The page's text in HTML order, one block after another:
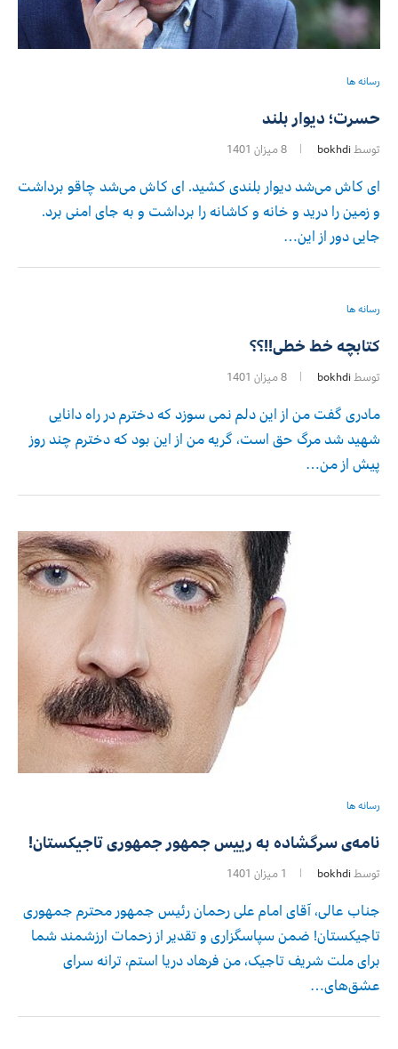
رسانه ها
حسرت؛ دیوار بلند
توسط bokhdi 8 میزان 1401
ای کاش می‌شد دیوار بلندی کشید. ای کاش می‌شد چاقو برداشت
و زمین را درید و خانه و کاشانه را برداشت و به جای امنی برد.
جایی دور از این…
رسانه ها
کتابچه خط خطی!!؟؟
توسط bokhdi 8 میزان 1401
مادری گفت من از این دلم نمی سوزد که دخترم در راه دانایی
شهید شد مرگ حق است، گریه من از این بود که دخترم چند روز
پیش از من…
رسانه ها
نامه‌ی سرگشاده به رییس ‌جمهور جمهوری تاجیکستان!
توسط bokhdi 1 میزان 1401
جناب عالی، آقای امام علی رحمان رئیس جمهور محترم جمهوری
تاجیکستان! ضمن سپاسگزاری و تقدیر از زحمات ارزشمند شما
برای ملت شریف تاجیک، من فرهاد دریا استم، ترانه سرای
عشق‌های…